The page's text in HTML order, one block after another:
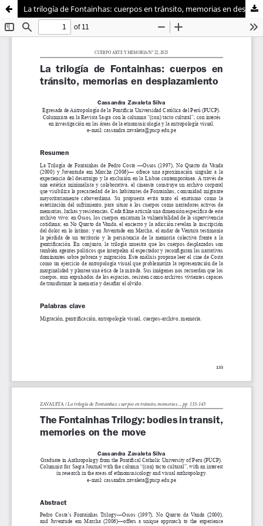
Sistema de
Bibliotecas
Facultad de
Ciencias Sociales
La trilogía de Fontainhas: cuerpos en tránsito, memorias en desplazamiento